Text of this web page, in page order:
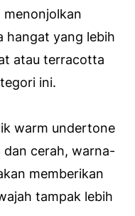
hangat yang lebih
atau terracotta
ini.
warm undertone
cerah, warna-
memberikan
tampak lebih